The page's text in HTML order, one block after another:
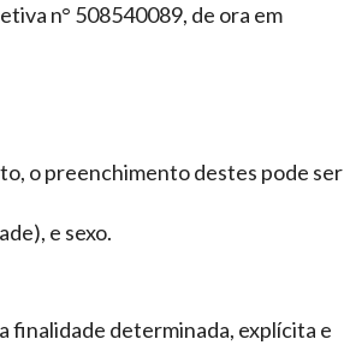
n° 508540089, de ora em
o preenchimento destes pode ser
e sexo.
finalidade determinada, explícita e